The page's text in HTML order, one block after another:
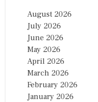
August 2026
July 2026
June 2026
May 2026
April 2026
March 2026
February 2026
January 2026